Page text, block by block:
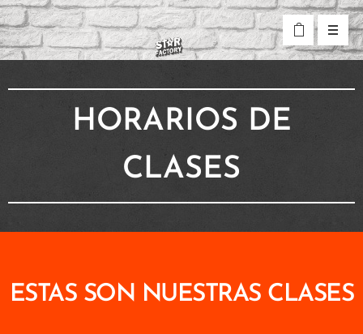
HORARIOS DE
CLASES
ESTAS SON NUESTRAS CLASES